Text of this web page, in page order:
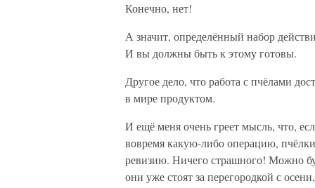
Конечно, нет!
А значит, определённый набор
И вы должны быть к этому готовы.
Другое дело, что работа с пчёлами
в мире продуктом.
И ещё меня очень греет мысль, что,
вовремя какую-либо операцию,
ревизию. Ничего страшного! Можно
они уже стоят за перегородкой с